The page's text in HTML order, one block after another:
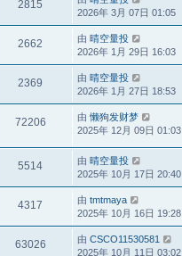
2815
2026年 3月 07日 01:05
2662 由 晴空量投
2026年 1月 29日 16:03
2369 由 晴空量投
2026年 1月 27日 18:53
72206 由 懒狗发财梦
2025年 12月 09日 01:03
5514 由 晴空量投
2025年 10月 17日 20:40
4317 由 tmtmaya
2025年 10月 16日 19:28
63026 由 CSCO11530581
2025年 10月 11日 03:02